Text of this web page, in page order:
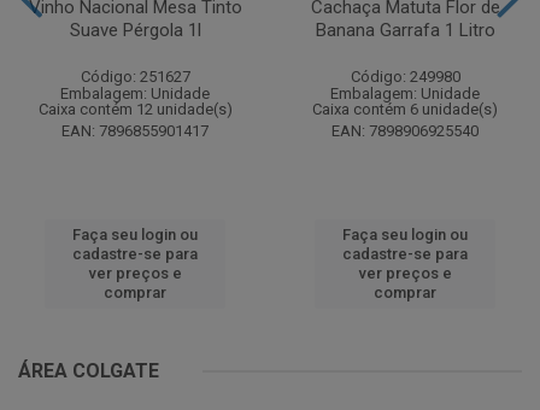
Vinho Nacional Mesa Tinto
Suave Pérgola 1l
Código: 251627
Embalagem: Unidade
Caixa contém 12 unidade(s)
EAN: 7896855901417
Faça seu login ou
cadastre-se para
ver preços e
comprar
Cachaça Matuta Flor de
Banana Garrafa 1 Litro
Código: 249980
Embalagem: Unidade
Caixa contém 6 unidade(s)
EAN: 7898906925540
Faça seu login ou
cadastre-se para
ver preços e
comprar
ÁREA COLGATE